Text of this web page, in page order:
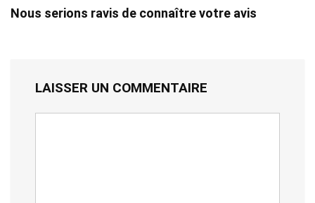
Nous serions ravis de connaître votre avis
LAISSER UN COMMENTAIRE